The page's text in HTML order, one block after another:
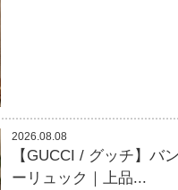
2026.08.08
【GUCCI / グッチ】バ
ーリュック｜上品...